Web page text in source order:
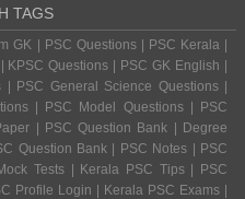
TAGS
GK | PSC Questions | PSC Kerala |
KPSC Questions | PSC GK English |
PSC General Science Questions |
| PSC Model Questions | PSC
| PSC Question Bank | Degree
Question Bank | PSC Notes | PSC
Tests | Kerala PSC Tips | PSC
Profile Login | Kerala PSC Exams |